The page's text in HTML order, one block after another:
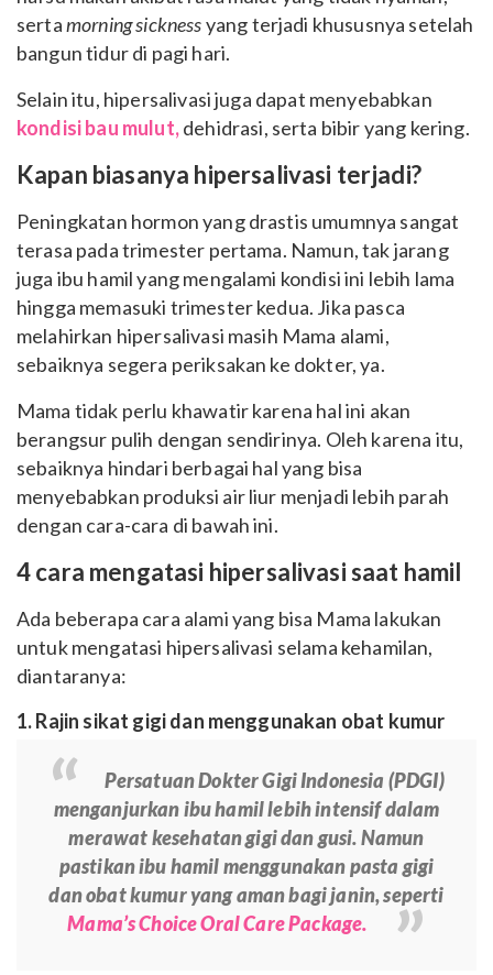
sertamorning sicknessyang terjadi khususnya setelah
bangun tidur di pagi hari.
Selain itu, hipersalivasi juga dapat menyebabkan
kondisi bau mulut,dehidrasi, serta bibir yang kering.
Kapan biasanya hipersalivasi terjadi?
Peningkatan hormon yang drastis umumnya sangat
terasa pada trimester pertama. Namun, tak jarang
juga ibu hamil yang mengalami kondisi ini lebih lama
hingga memasuki trimester kedua. Jika pasca
melahirkan hipersalivasi masih Mama alami,
sebaiknya segera periksakan ke dokter, ya.
Mama tidak perlu khawatir karena hal ini akan
berangsur pulih dengan sendirinya. Oleh karena itu,
sebaiknya hindari berbagai hal yang bisa
menyebabkan produksi air liur menjadi lebih parah
dengan cara-cara di bawah ini.
4 cara mengatasi hipersalivasi saat hamil
Ada beberapa cara alami yang bisa Mama lakukan
untuk mengatasi hipersalivasi selama kehamilan,
diantaranya:
1. Rajin sikat gigi dan menggunakan obat kumur
Persatuan Dokter Gigi Indonesia (PDGI)
menganjurkan ibu hamil lebih intensif dalam
merawat kesehatan gigi dan gusi. Namun
pastikan ibu hamil menggunakan pasta gigi
dan obat kumur yang aman bagi janin, seperti
Mama’s Choice Oral Care Package.